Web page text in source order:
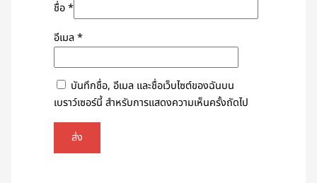
ชื่อ*
อีเมล*
บันทึกชื่อ, อีเมล และชื่อเว็บไซต์ของฉันบน
เบราว์เซอร์นี้ สำหรับการแสดงความเห็นครั้งถัดไป